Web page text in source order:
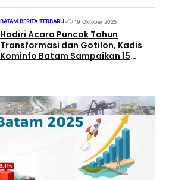
BATAM BERITA TERBARU• 19 Oktober 2025
Hadiri Acara Puncak Tahun
Transformasi dan Gotilon, Kadis
Kominfo Batam Sampaikan 15